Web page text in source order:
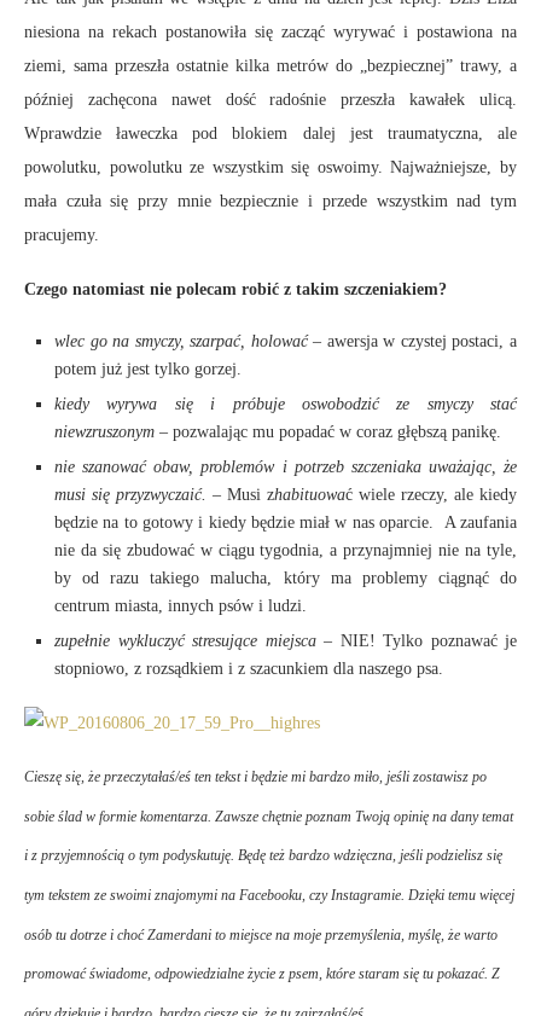
niesiona na rekach postanowiła się zacząć wyrywać i postawiona na
ziemi, sama przeszła ostatnie kilka metrów do „bezpiecznej” trawy, a
później zachęcona nawet dość radośnie przeszła kawałek ulicą.
Wprawdzie ławeczka pod blokiem dalej jest traumatyczna, ale
powolutku, powolutku ze wszystkim się oswoimy. Najważniejsze, by
mała czuła się przy mnie bezpiecznie i przede wszystkim nad tym
pracujemy.
Czego natomiast nie polecam robić z takim szczeniakiem?
wlec go na smyczy, szarpać, holować– awersja w czystej postaci, a
potem już jest tylko gorzej.
kiedy wyrywa się i próbuje oswobodzić ze smyczy stać
niewzruszonym – pozwalając mu popadać w coraz głębszą panikę.
nie szanować obaw, problemów i potrzeb szczeniaka uważając, że
musi się przyzwyczaić. – Musi zhabituować wiele rzeczy, ale kiedy
będzie na to gotowy i kiedy będzie miał w nas oparcie. A zaufania
nie da się zbudować w ciągu tygodnia, a przynajmniej nie na tyle,
by od razu takiego malucha, który ma problemy ciągnąć do
centrum miasta, innych psów i ludzi.
zupełnie wykluczyć stresujące miejsca– NIE! Tylko poznawać je
stopniowo, z rozsądkiem i z szacunkiem dla naszego psa.
Cieszę się, że przeczytałaś/eś ten tekst i będzie mi bardzo miło, jeśli zostawisz po
sobie ślad w formie komentarza. Zawsze chętnie poznam Twoją opinię na dany temat
i z przyjemnością o tym podyskutuję. Będę też bardzo wdzięczna, jeśli podzielisz się
tym tekstem ze swoimi znajomymi na Facebooku, czy Instagramie. Dzięki temu więcej
osób tu dotrze i choćZamerdani to miejsce na moje przemyślenia, myślę, że warto
promować świadome, odpowiedzialne życie z psem, które staram się tu pokazać. Z